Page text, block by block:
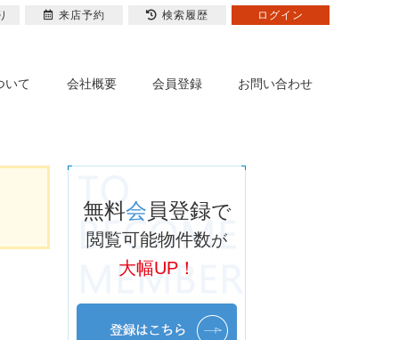
いて 会社概要 会員登録 お問い合わせ
無料会員登録で
閲覧可能物件数が
大幅UP！
来店予約 検索履歴 ログイン